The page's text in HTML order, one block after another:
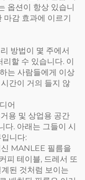
옵션이 항상 있습니
마감 효과에 이르기
방법이 몇 주에서
할 수 있습니다. 이
는 사람들에게 이상
간이 거의 들지 않
어
용 및 상업용 공간
다. 아래는 그들이 시
니다:
MANLEE 필름을
피 테이블, 드레서 또
된 것처럼 보이는